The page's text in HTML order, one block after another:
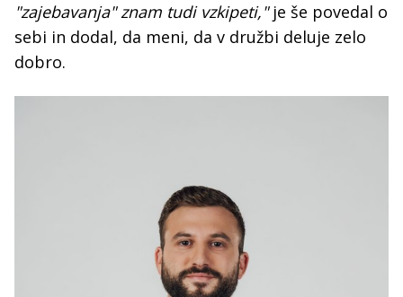
"zajebavanja" znam tudi vzkipeti,"je še povedal o
sebi in dodal, da meni, da v družbi deluje zelo
dobro.